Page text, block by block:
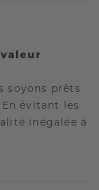
soyons prêts
évitant les
inégalée à